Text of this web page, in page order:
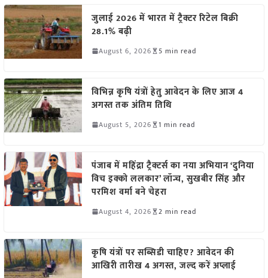
जुलाई 2026 में भारत में ट्रैक्टर रिटेल बिक्री
28.1% बढ़ी
August 6, 2026 5 min read
विभिन्न कृषि यंत्रों हेतु आवेदन के लिए आज 4
अगस्त तक अंतिम तिथि
August 5, 2026 1 min read
पंजाब में महिंद्रा ट्रैक्टर्स का नया अभियान ‘दुनिया
विच इक्को ललकार’ लॉन्च, सुखबीर सिंह और
परमिश वर्मा बने चेहरा
August 4, 2026 2 min read
कृषि यंत्रों पर सब्सिडी चाहिए? आवेदन की
आखिरी तारीख 4 अगस्त, जल्द करें अप्लाई